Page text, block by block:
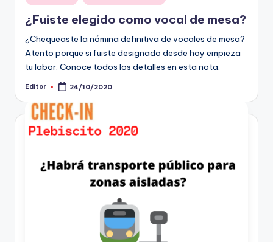
en
¿Fuiste elegido como vocal de mesa?
¿Chequeaste la nómina definitiva de vocales de mesa?
Atento porque si fuiste designado desde hoy empieza
tu labor. Conoce todos los detalles en esta nota.
Publicado
Editor 24/10/2020